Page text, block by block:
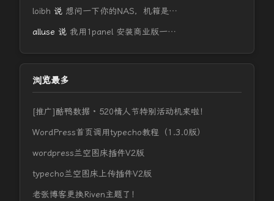
loibh 说 想问一下你的NAS，机箱是…
alluse 说 我用1panel 安装商业版一…
浏览最多
[推广]酷鸭数据 · 520情人节特别活动机来啦！
WordPress首页调用typecho教程（1.3.0版）
wordpress兰空图床插件V2版
typecho兰空图床上传插件V2版
老张博客更换Riven主题了！